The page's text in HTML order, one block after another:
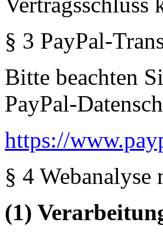
§ 3 PayPal-
Bitte beachten
PayPal-
https://
§ 4
(1)